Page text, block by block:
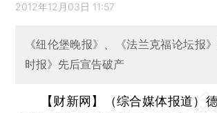
2012年12月03日 11:57
《纽伦堡晚报》、《法兰克福论坛报
时报》先后宣告破产
【财新网】（综合媒体报道）